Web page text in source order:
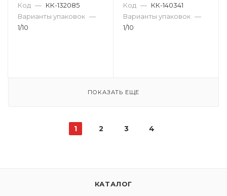
Код — КК-132085
Варианты упаковок —
1/10
Код — КК-140341
Варианты упаковок —
1/10
ПОКАЗАТЬ ЕЩЕ
1 2 3 4
КАТАЛОГ